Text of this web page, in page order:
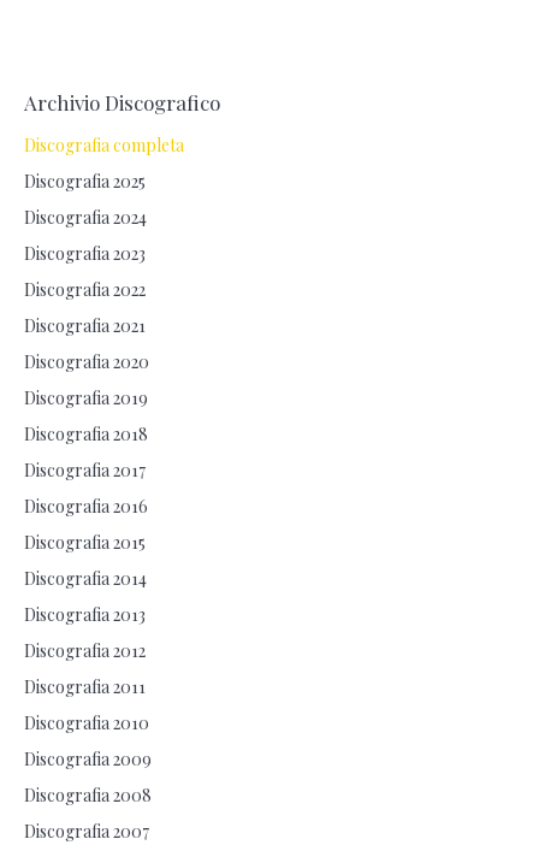
Archivio Discografico
Discografia completa
Discografia 2025
Discografia 2024
Discografia 2023
Discografia 2022
Discografia 2021
Discografia 2020
Discografia 2019
Discografia 2018
Discografia 2017
Discografia 2016
Discografia 2015
Discografia 2014
Discografia 2013
Discografia 2012
Discografia 2011
Discografia 2010
Discografia 2009
Discografia 2008
Discografia 2007